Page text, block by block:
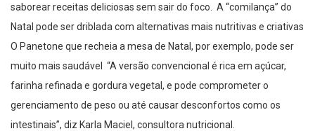
saborear receitas deliciosas sem sair do foco. A “comilança” do
Natal pode ser driblada com alternativas mais nutritivas e criativas
O Panetone que recheia a mesa de Natal, por exemplo, pode ser
muito mais saudável “A versão convencional é rica em açúcar,
farinha refinada e gordura vegetal, e pode comprometer o
gerenciamento de peso ou até causar desconfortos como os
intestinais”, diz Karla Maciel, consultora nutricional.